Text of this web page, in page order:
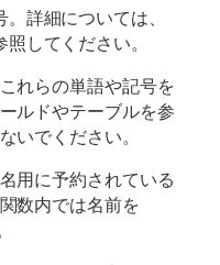
詳細については、
照してください。
れらの単語や記号を
ルドやテーブルを参
いでください。
用に予約されている
数内では名前を